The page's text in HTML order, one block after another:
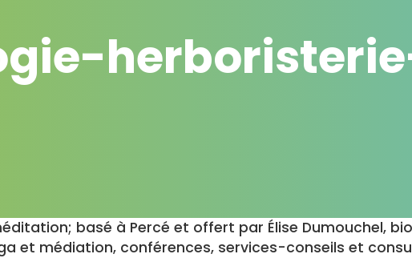
basé à Percé et offert par Élise Dumouchel,
et médiation, conférences, services-conseils et